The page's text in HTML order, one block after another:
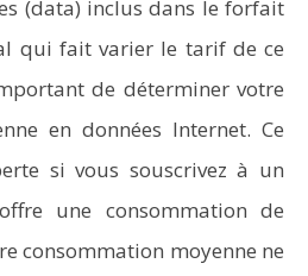
(data) inclus dans le forfait
qui fait varier le tarif de ce
de déterminer votre
en données Internet. Ce
si vous souscrivez à un
une consommation de
consommation moyenne ne